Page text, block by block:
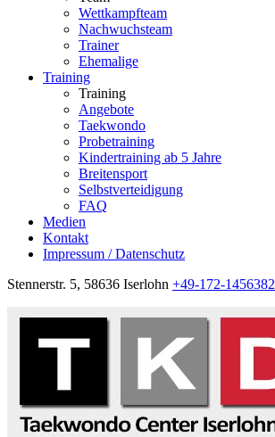
Wettkampfteam
Nachwuchsteam
Trainer
Ehemalige
Training
Training
Angebote
Taekwondo
Probetraining
Kindertraining ab 5 Jahre
Breitensport
Selbstverteidigung
FAQ
Medien
Kontakt
Impressum / Datenschutz
Stennerstr. 5, 58636 Iserlohn +49-172-1456382